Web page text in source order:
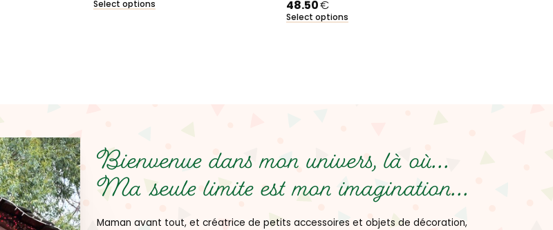
Select options
48.50€
Select options
Bienvenue dans mon univers, là où...
Ma seule limite est mon imagination...
Maman avant tout, et créatrice de petits accessoires et objets de décoration,